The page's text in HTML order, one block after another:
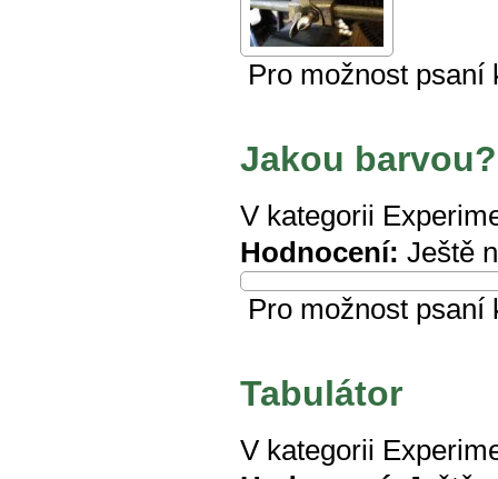
Pro možnost
Jakou barvou?
V kategorii
Hodnocení: Ještě
Pro možnost
Tabulátor
V kategorii